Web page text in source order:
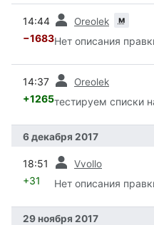
14:44 Oreolek м
−1683Нет описания
14:37 Oreolek
+1265тестируем списки
6 декабря 2017
18:51 Vvollo
+31 Нет описания
29 ноября 2017